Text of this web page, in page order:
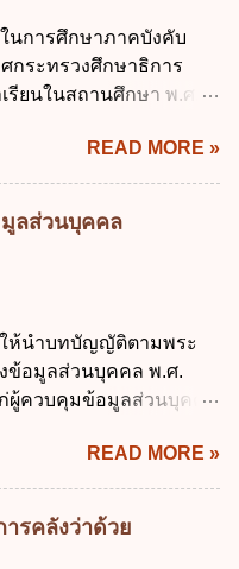
นตรีเห็นชอบแล้วไปใช้
ในเรื่องต่อไปนี้ ยกเว้น
รือหารายได้ ข. การ
ใด ก. ให้มีการใช้ระบบ
เต็มศักยภาพ ข. พัฒนา
นดิจิทัลที่จำเป็นให้เป็นไป
พิ่มประสิทธิภาคในการใช้
ดความคุ้มค่าและเป็นไป
อใดกล่าวได้ถูกต้องที่สุด
ฐบาลดิจิทัล" ก. เป็นธร
ารจัดการข้อมูลของ
กำหนดกรอบและทิศทาง
ฐและการจัดทำบริการ
ดิจิทัล ข้อ 4 กรรมการ
ดยตำแหน่ง ม...
ในการศึกษาภาคบังคับ
กระทรวงศึกษาธิการ
เรียนในสถานศึกษา พ.ศ.
ะวิธีการปฏิบัติสำหรับผู้ที่
ด็กที่มีอายุในเกณฑ์การ
ยอยู่" ออกตามความใน
กษาภาคบังคับ พ.ศ.
ยที่มีโทษทางอาญา โดย
ำว่า "เด็ก" หมายถึง เด็ก
นปีที่ 9 ของการศึกษา
กครอง คือ 2.1 บิดา
อมารดา ซึ่งเป็นผู้ใช้
าณิชย์ 2.4 บุคคลที่เด็ก
อที่เด็กอยู่รับใช้การงาน
มีหน้าที่ ส่งเด็กเข้าเรียน
รกของการเปิดเรียนภาค
READ MORE »
ลส่วนบุคคล
ให้นำบทบัญญัติตามพระ
อมูลส่วนบุคคล พ.ศ.
ผู้ควบคุมข้อมูลส่วนบุคคล
ค. พระราชกฤษฎีกา ง. กฎ
มายตามข้อ 1 กำหนด
รใดที่ผู้ควบคุมข้อมูลส่วน
READ MORE »
รคลังว่าด้วย